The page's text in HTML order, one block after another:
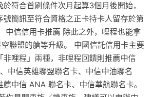
符合首刷條件次月起算3個月後開始，
號簡訊至符合資格之正卡持卡人留存於第
中信信用卡推薦 除此之外，哩程也能拿
聯盟的艙等升級。 中國信託信用卡主要
非哩程」兩種，非哩程回饋則推薦中信
中信英雄聯盟聯名卡、中信中油聯名
中信 ANA 聯名卡、中信華航聯名卡。